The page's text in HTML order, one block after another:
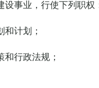
事业，行使下列职权
计划；
和行政法规；